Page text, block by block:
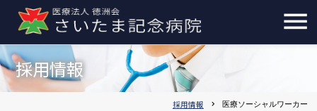
採用情報
採用情報 chevron_right 医療ソーシャルワーカー